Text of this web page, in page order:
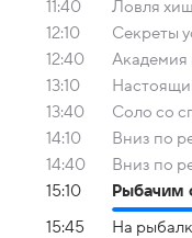
11:40
Ловля
12:10
Секреты
12:40
Академия
13:10
13:40
Соло со
14:10
Вниз по
14:40
Вниз по
15:10
Рыбачим
15:45
На